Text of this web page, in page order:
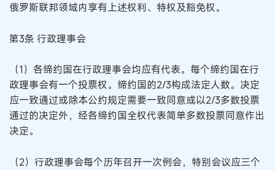
俄罗斯联邦领域内享有上述权利、特权及豁免权。
第3条 行政理事会
（1）各缔约国在行政理事会均应有代表。每个缔约国在行
政理事会有一个投票权。缔约国的2/3构成法定人数。决定
应一致通过或除本公约规定需要一致同意或以2/3多数投票
通过的决定外，经各缔约国全权代表简单多数投票同意作出
决定。
（2）行政理事会每个历年召开一次例会，特别会议应三个